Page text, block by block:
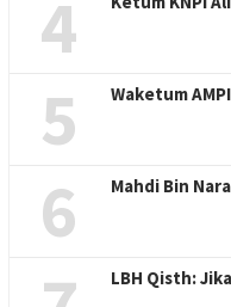
4
5 Waketum
6 Mahdi Bin
LBH Qisth: